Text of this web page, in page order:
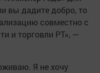
вы дадите добро, то
совместно с
и торговли РТ», —
Я не хочу